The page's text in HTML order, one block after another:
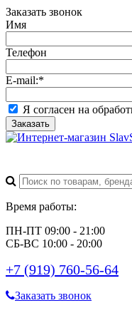
Заказать звонок
Имя
Телефон
E-mail:*
Я согласен на
Заказать
Время работы:
ПН-ПТ 09:00 - 21:00
СБ-ВС 10:00 - 20:00
+7 (919) 760-56-64
Заказать звонок